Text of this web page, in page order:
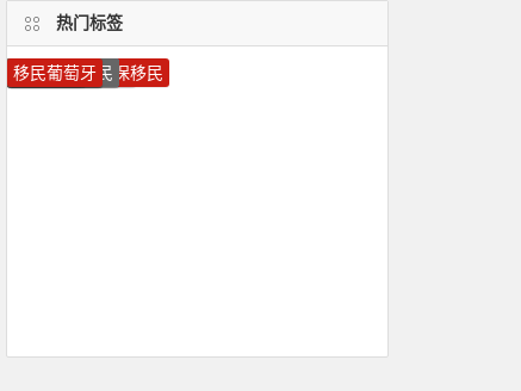
热门标签
移民希腊
美国移民
加拿大技术移民
葡萄牙投资移民
移民加拿大
马耳他移民
希腊移民
马耳他护照
希腊投资移民
圣卢西亚护照
瓦努阿图护照
加拿大雇主担保移民
瓦努阿图移民
圣基茨移民
多米尼克护照
加拿大移民
圣卢西亚移民
圣基茨护照
葡萄牙移民
移民葡萄牙